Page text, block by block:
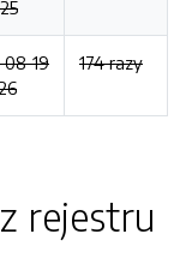
19
174 razy
rejestru